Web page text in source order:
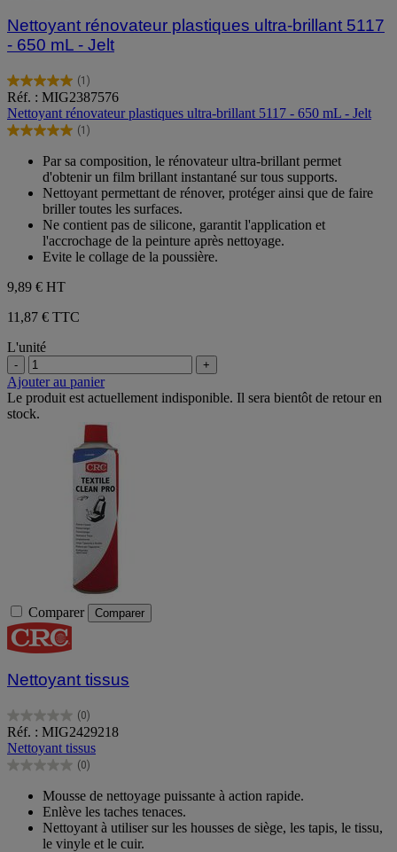
Nettoyant rénovateur plastiques ultra-brillant 5117
- 650 mL - Jelt
(1)
5.0
sur
5
étoiles.
avis
Réf. : MIG2387576
Nettoyant rénovateur plastiques ultra-brillant 5117 - 650 mL - Jelt
(1)
5.0
étoiles.
Par sa composition, le rénovateur ultra-brillant permet
d'obtenir un film brillant instantané sur tous supports.
Nettoyant permettant de rénover, protéger ainsi que de faire
briller toutes les surfaces.
Ne contient pas de silicone, garantit l'application et
l'accrochage de la peinture après nettoyage.
Evite le collage de la poussière.
9,89 € HT
11,87 € TTC
L'unité
- +
Ajouter au panier
Le produit est actuellement indisponible. Il sera bientôt de retour en
stock.
Comparer Comparer
Nettoyant tissus
(0)
0.0
sur
5
étoiles.
Réf. : MIG2429218
Nettoyant tissus
(0)
0.0
étoiles.
Mousse de nettoyage puissante à action rapide.
Enlève les taches tenaces.
Nettoyant à utiliser sur les housses de siège, les tapis, le tissu,
le vinyle et le cuir.